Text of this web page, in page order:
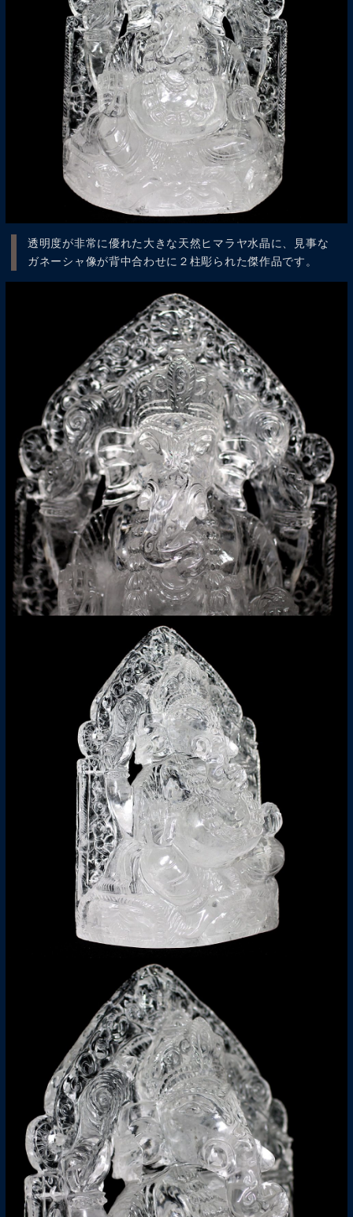
透明度が非常に優れた大きな天然ヒマラヤ水晶に、見事な
ガネーシャ像が背中合わせに２柱彫られた傑作品です。